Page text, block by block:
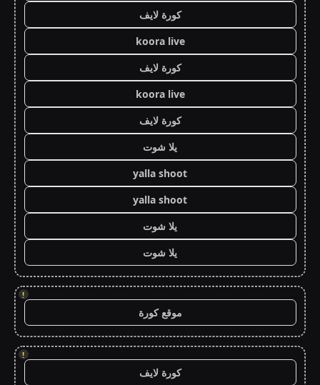
كورة لايف
koora live
كورة لايف
koora live
كورة لايف
يلا شوت
yalla shoot
yalla shoot
يلا شوت
يلا شوت
!
موقع كورة
!
كورة لايف